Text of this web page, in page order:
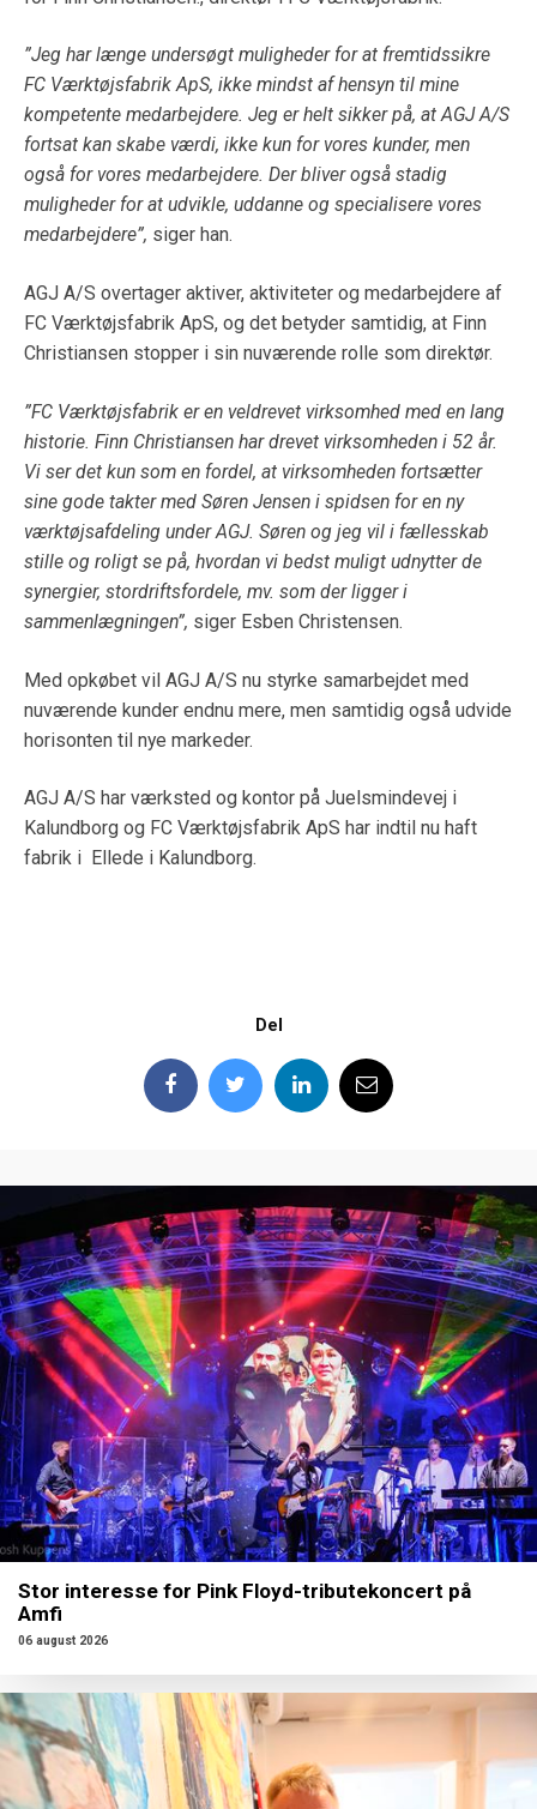
”Jeg har længe undersøgt muligheder for at fremtidssikre
FC Værktøjsfabrik ApS, ikke mindst af hensyn til mine
kompetente medarbejdere. Jeg er helt sikker på, at AGJ A/S
fortsat kan skabe værdi, ikke kun for vores kunder, men
også for vores medarbejdere. Der bliver også stadig
muligheder for at udvikle, uddanne og specialisere vores
medarbejdere”, siger han.
AGJ A/S overtager aktiver, aktiviteter og medarbejdere af
FC Værktøjsfabrik ApS, og det betyder samtidig, at Finn
Christiansen stopper i sin nuværende rolle som direktør.
”FC Værktøjsfabrik er en veldrevet virksomhed med en lang
historie. Finn Christiansen har drevet virksomheden i 52 år.
Vi ser det kun som en fordel, at virksomheden fortsætter
sine gode takter med Søren Jensen i spidsen for en ny
værktøjsafdeling under AGJ. Søren og jeg vil i fællesskab
stille og roligt se på, hvordan vi bedst muligt udnytter de
synergier, stordriftsfordele, mv. som der ligger i
sammenlægningen”, siger Esben Christensen.
Med opkøbet vil AGJ A/S nu styrke samarbejdet med
nuværende kunder endnu mere, men samtidig også udvide
horisonten til nye markeder.
AGJ A/S har værksted og kontor på Juelsmindevej i
Kalundborg og FC Værktøjsfabrik ApS har indtil nu haft
fabrik i Ellede i Kalundborg.
Del
Stor interesse for Pink Floyd-tributekoncert på
Amfi
06 august 2026